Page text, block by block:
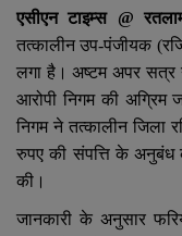
करियर
वीडियो
YouTube
Language
English Hiindi
एसीएन टाइम्स @
तत्कालीन उप-पंजीयक
लगा है। अष्टम अपर सत्र
आरोपी निगम की अग्रिम
निगम ने तत्कालीन जिला
रुपए की संपत्ति के अनुबंध
की।
जानकारी के अनुसार